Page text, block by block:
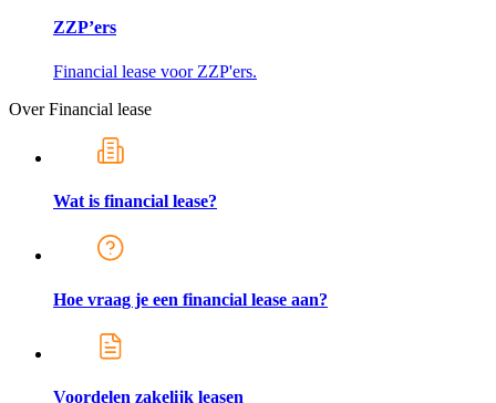
ZZP’ers
Financial lease voor ZZP'ers.
Over Financial lease
Wat is financial lease?
Hoe vraag je een financial lease aan?
Voordelen zakelijk leasen